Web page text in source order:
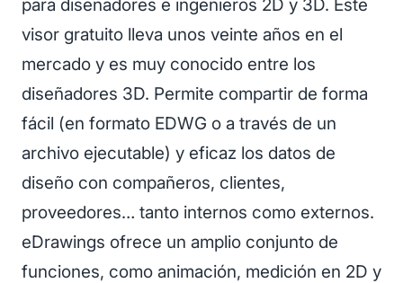
para diseñadores e ingenieros 2D y 3D. Este
visor gratuito lleva unos veinte años en el
mercado y es muy conocido entre los
diseñadores 3D. Permite compartir de forma
fácil (en formato EDWG o a través de un
archivo ejecutable) y eficaz los datos de
diseño con compañeros, clientes,
proveedores… tanto internos como externos.
eDrawings ofrece un amplio conjunto de
funciones, como animación, medición en 2D y